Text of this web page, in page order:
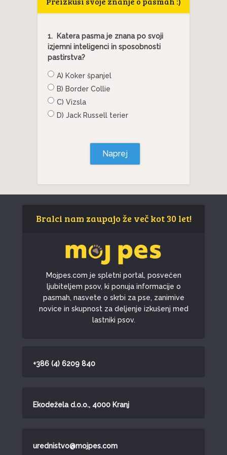
1.
Katera pasma je znana po svoji
izjemni inteligenci in sposobnosti
pastirstva?
A) Koker španjel
B) Border Collie
C) Vizsla
D) Jack Russell terier
Naprej
Bralci nam zaupajo že več kot 30 let!
Mojpes.com je spletni portal, posvečen
ljubiteljem psov, ki ponuja informacije o
pasmah, nasvete o skrbi za pse, zanimive
novice in skupnost za deljenje izkušenj med
lastniki psov.
+386 (4) 6209 840
Ekodežela d.o.o., 4000 Kranj
urednistvo@mojpes.com